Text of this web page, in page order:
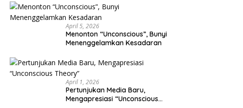
April 5, 2026
Menonton “Unconscious”, Bunyi
Menenggelamkan Kesadaran
April 1, 2026
Pertunjukan Media Baru,
Mengapresiasi “Unconscious